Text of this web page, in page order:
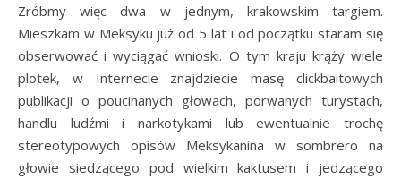
Zróbmy więc dwa w jednym, krakowskim targiem.
Mieszkam w Meksyku już od 5 lat i od początku staram się
obserwować i wyciągać wnioski. O tym kraju krąży wiele
plotek, w Internecie znajdziecie masę clickbaitowych
publikacji o poucinanych głowach, porwanych turystach,
handlu ludźmi i narkotykami lub ewentualnie trochę
stereotypowych opisów Meksykanina w sombrero na
głowie siedzącego pod wielkim kaktusem i jedzącego